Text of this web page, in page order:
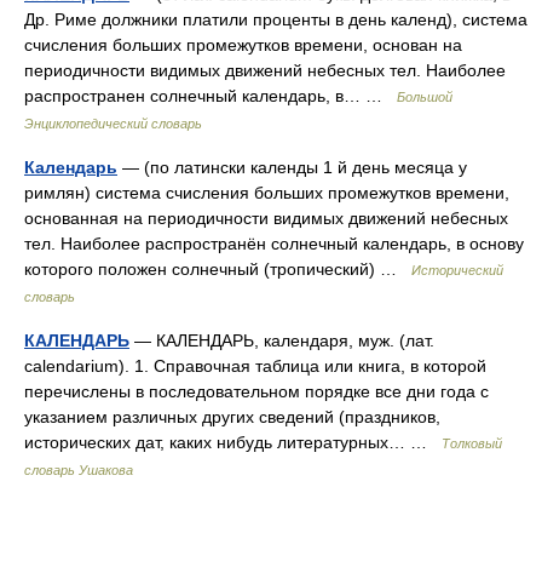
Др. Риме должники платили проценты в день календ), система
счисления больших промежутков времени, основан на
периодичности видимых движений небесных тел. Наиболее
распространен солнечный календарь, в… …
Большой
Энциклопедический словарь
Календарь — (по латински календы 1 й день месяца у
римлян) система счисления больших промежутков времени,
основанная на периодичности видимых движений небесных
тел. Наиболее распространён солнечный календарь, в основу
которого положен солнечный (тропический) …
Исторический
словарь
КАЛЕНДАРЬ — КАЛЕНДАРЬ, календаря, муж. (лат.
calendarium). 1. Справочная таблица или книга, в которой
перечислены в последовательном порядке все дни года с
указанием различных других сведений (праздников,
исторических дат, каких нибудь литературных… …
Толковый
словарь Ушакова